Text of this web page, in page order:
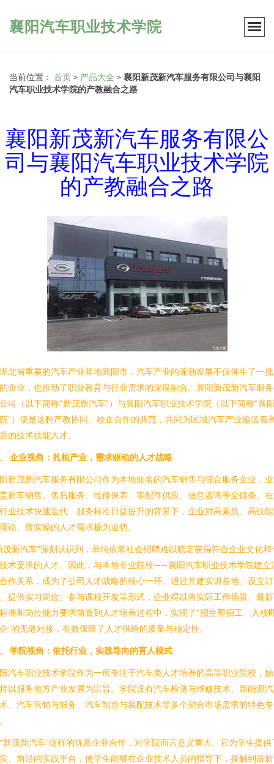
襄阳汽车职业技术学院
当前位置： 首页 > 产品大全 > 襄阳新茂新汽车服务有限公司与襄阳
汽车职业技术学院的产教融合之路
襄阳新茂新汽车服务有限公
司与襄阳汽车职业技术学院
的产教融合之路
北省重要的汽车产业基地襄阳市，汽车产业的蓬勃发展不仅催生了一
企业，也推动了职业教育与行业需求的深度融合。襄阳新茂新汽车服
司（以下简称“新茂新汽车”）与襄阳汽车职业技术学院（以下简称“襄
”）便是这种产教协同、校企合作的典范，共同为区域汽车产业输送着
的技术技能人才。
企业视角：扎根产业，需求驱动的人才战略
新茂新汽车服务有限公司作为本地知名的汽车销售与综合服务企业，
新车销售、售后服务、维修保养、零配件供应、信息咨询等全链条。
业技术快速迭代、服务标准日益提升的背景下，企业对高素质、高技
论、擅实操的人才需求极为迫切。
茂新汽车”深刻认识到，单纯依靠社会招聘难以稳定获得符合企业文化和
术要求的人才。因此，与本地专业院校——襄阳汽车职业技术学院建立
作关系，成为了公司人才战略的核心一环。通过共建实训基地、设立
提供实习岗位、参与课程开发等形式，企业得以将实际工作场景、最
准和岗位能力要求前置到人才培养过程中，实现了“招生即招工、入校
”的无缝对接，有效保障了人才供给的质量与稳定性。
学院视角：依托行业，实践导向的育人模式
汽车职业技术学院作为一所专注于汽车类人才培养的高等职业院校，
以服务地方产业发展为宗旨。学院设有汽车检测与维修技术、新能源
、汽车营销与服务、汽车制造与装配技术等多个契合市场需求的特色专
新茂新汽车”这样的优质企业合作，对学院而言意义重大。它为学生提供
、前沿的实践平台，使学生能够在企业技术人员的指导下，接触到最